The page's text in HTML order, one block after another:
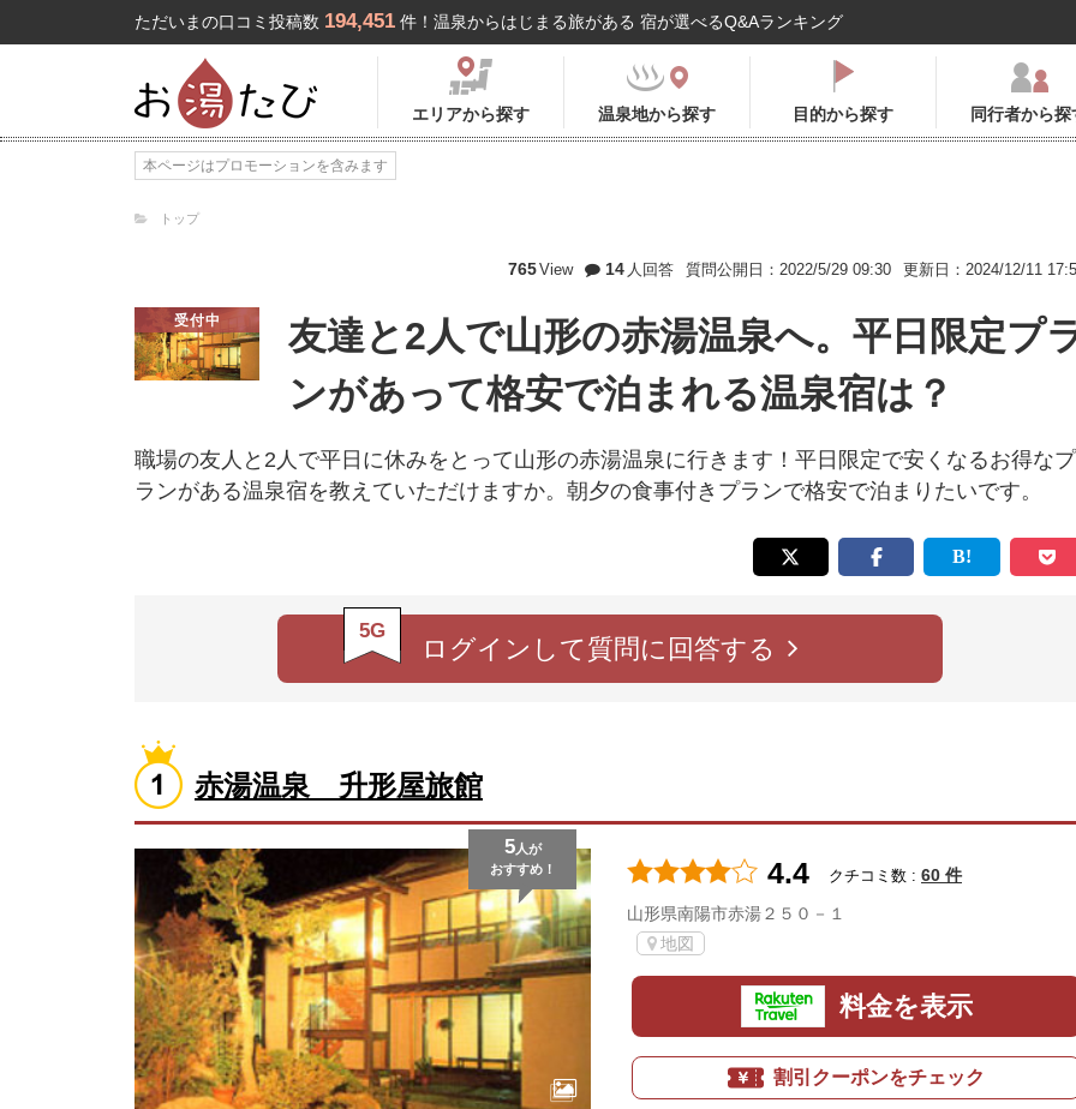
ただいまの口コミ投稿数 194,451 件！温泉からはじまる旅がある 宿が選べるQ&Aランキング
エリアから探す 温泉地から探す 目的から探す 同行者から探
本ページはプロモーションを含みます
トップ
765View 14 人回答 質問公開日：2022/5/29 09:30 更新日：2024/12/11
受付中
友達と2人で山形の赤湯温泉へ。平日限定プ
ンがあって格安で泊まれる温泉宿は？
職場の友人と2人で平日に休みをとって山形の赤湯温泉に行きます！平日限定で安くなるお得なプ
ランがある温泉宿を教えていただけますか。朝夕の食事付きプランで格安で泊まりたいです。
5G
ログインして質問に回答する
赤湯温泉 升形屋旅館
5人が
おすすめ！
4.4 クチコミ数 : 60 件
山形県南陽市赤湯２５０－１
地図
料金を表示
割引クーポンをチェック